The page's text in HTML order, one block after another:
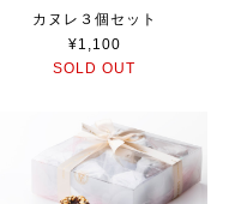
カヌレ３個セット
¥1,100
SOLD OUT